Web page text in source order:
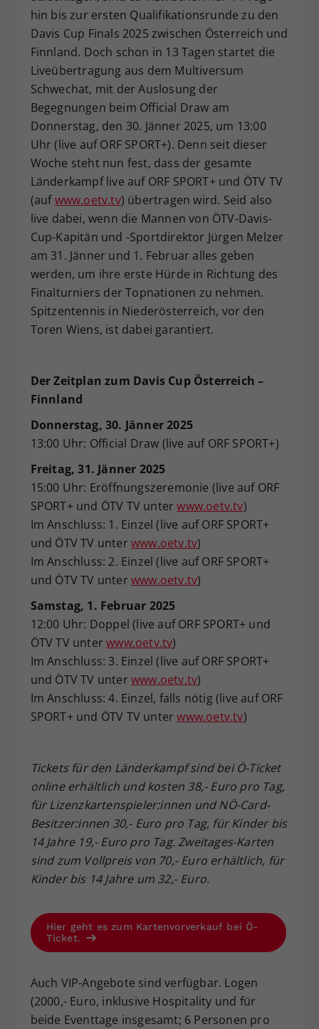
hin bis zur ersten Qualifikationsrunde zu den
Davis Cup Finals 2025 zwischen Österreich und
Finnland. Doch schon in 13 Tagen startet die
Liveübertragung aus dem Multiversum
Schwechat, mit der Auslosung der
Begegnungen beim Official Draw am
Donnerstag, den 30. Jänner 2025, um 13:00
Uhr (live auf ORF SPORT+). Denn seit dieser
Woche steht nun fest, dass der gesamte
Länderkampf live auf ORF SPORT+ und ÖTV TV
(aufwww.oetv.tv) übertragen wird. Seid also
live dabei, wenn die Mannen von ÖTV-Davis-
Cup-Kapitän und -Sportdirektor Jürgen Melzer
am 31. Jänner und 1. Februar alles geben
werden, um ihre erste Hürde in Richtung des
Finalturniers der Topnationen zu nehmen.
Spitzentennis in Niederösterreich, vor den
Toren Wiens, ist dabei garantiert.
Der Zeitplan zum Davis Cup Österreich –
Finnland
Donnerstag, 30. Jänner 2025
13:00 Uhr: Official Draw (live auf ORF SPORT+)
Freitag, 31. Jänner 2025
15:00 Uhr: Eröffnungszeremonie (live auf ORF
SPORT+ und ÖTV TV unterwww.oetv.tv)
Im Anschluss: 1. Einzel (live auf ORF SPORT+
und ÖTV TV unter www.oetv.tv)
Im Anschluss: 2. Einzel (live auf ORF SPORT+
und ÖTV TV unter www.oetv.tv)
Samstag, 1. Februar 2025
12:00 Uhr: Doppel (live auf ORF SPORT+ und
ÖTV TV unterwww.oetv.tv)
Im Anschluss: 3. Einzel (live auf ORF SPORT+
und ÖTV TV unter www.oetv.tv)
Im Anschluss: 4. Einzel, falls nötig (live auf ORF
SPORT+ und ÖTV TV unterwww.oetv.tv)
Tickets für den Länderkampf sind bei Ö-Ticket
online erhältlich und kosten 38,- Euro pro Tag,
für Lizenzkartenspieler:innen und NÖ-Card-
Besitzer:innen 30,- Euro pro Tag, für Kinder bis
14 Jahre 19,- Euro pro Tag. Zweitages-Karten
sind zum Vollpreis von 70,- Euro erhältlich, für
Kinder bis 14 Jahre um 32,- Euro.
Hier geht es zum Kartenvorverkauf bei Ö-
Ticket.
Auch VIP-Angebote sind verfügbar. Logen
(2000,- Euro, inklusive Hospitality und für
beide Eventtage insgesamt; 6 Personen pro
Zweck
Dieser Wert speichert Ihre Consent-
Einstellungen. Unter anderem eine
zufällig generierte ID, für die
historische Speicherung Ihrer
vorgenommen Einstellungen, falls der
Webseiten-Betreiber dies eingestellt
hat.